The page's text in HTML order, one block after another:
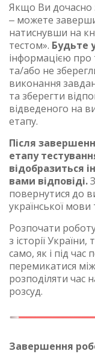
Якщо Ви дочасно
‒ можете
натиснувши на
тестом». Будьте
інформацією про
та/або не
виконання
та зберегти
відведеного на
етапу.
Після
етапу
відобразиться
вами відповіді.
повернутися до
української
Розпочати
з історії
само, як і під
перемикатися
розподіляти час
розсуд.
Завершення